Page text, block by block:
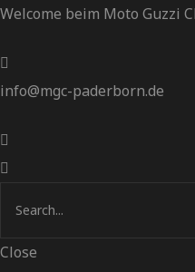
Welcome beim Moto Guzzi
info@mgc-paderborn.de
Close